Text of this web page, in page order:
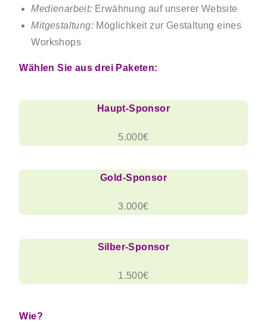
Medienarbeit: Erwähnung auf unserer Website
Mitgestaltung: Möglichkeit zur Gestaltung eines
Workshops
Wählen Sie aus drei Paketen:
Haupt-Sponsor
5.000€
Gold-Sponsor
3.000€
Silber-Sponsor
1.500€
Wie?